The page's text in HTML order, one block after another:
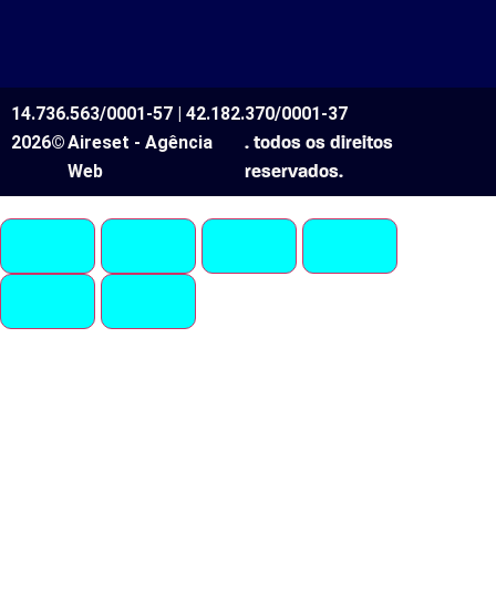
14.736.563/0001-57 | 42.182.370/0001-37
2026©Aireset - Agência
Web
. todos os direitos
reservados.